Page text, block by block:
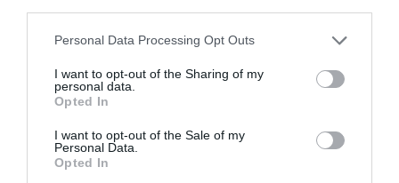
Please note that this website/app uses one or more Google
not limited to your visit or usage behaviour. You may click to
grant or deny consent to Google and its third-party tags to
use your data for below specified purposes in below Google
consent section.
Personal Data Processing Opt Outs
I want to opt-out of the Sharing of my
personal data.
Opted In
I want to opt-out of the Sale of my
Personal Data.
Opted In
Inghilterra-Argentina, molto più di una partita